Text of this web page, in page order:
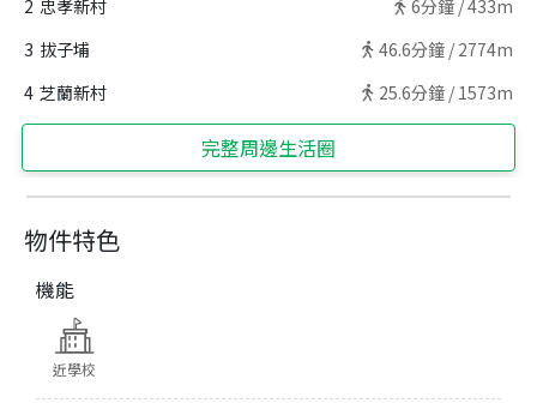
物件特色
機能
近學校
2 忠孝新村 6分鐘 /433m
3 拔子埔 46.6分鐘 / 2774m
4 芝蘭新村 25.6分鐘 / 1573m
完整周邊生活圈